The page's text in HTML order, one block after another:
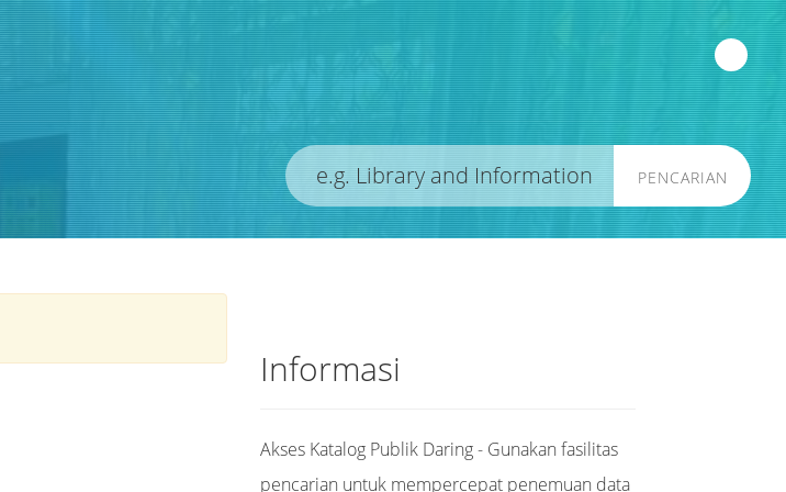
PENCARIAN
Informasi
Akses Katalog Publik Daring - Gunakan fasilitas
pencarian untuk mempercepat penemuan data